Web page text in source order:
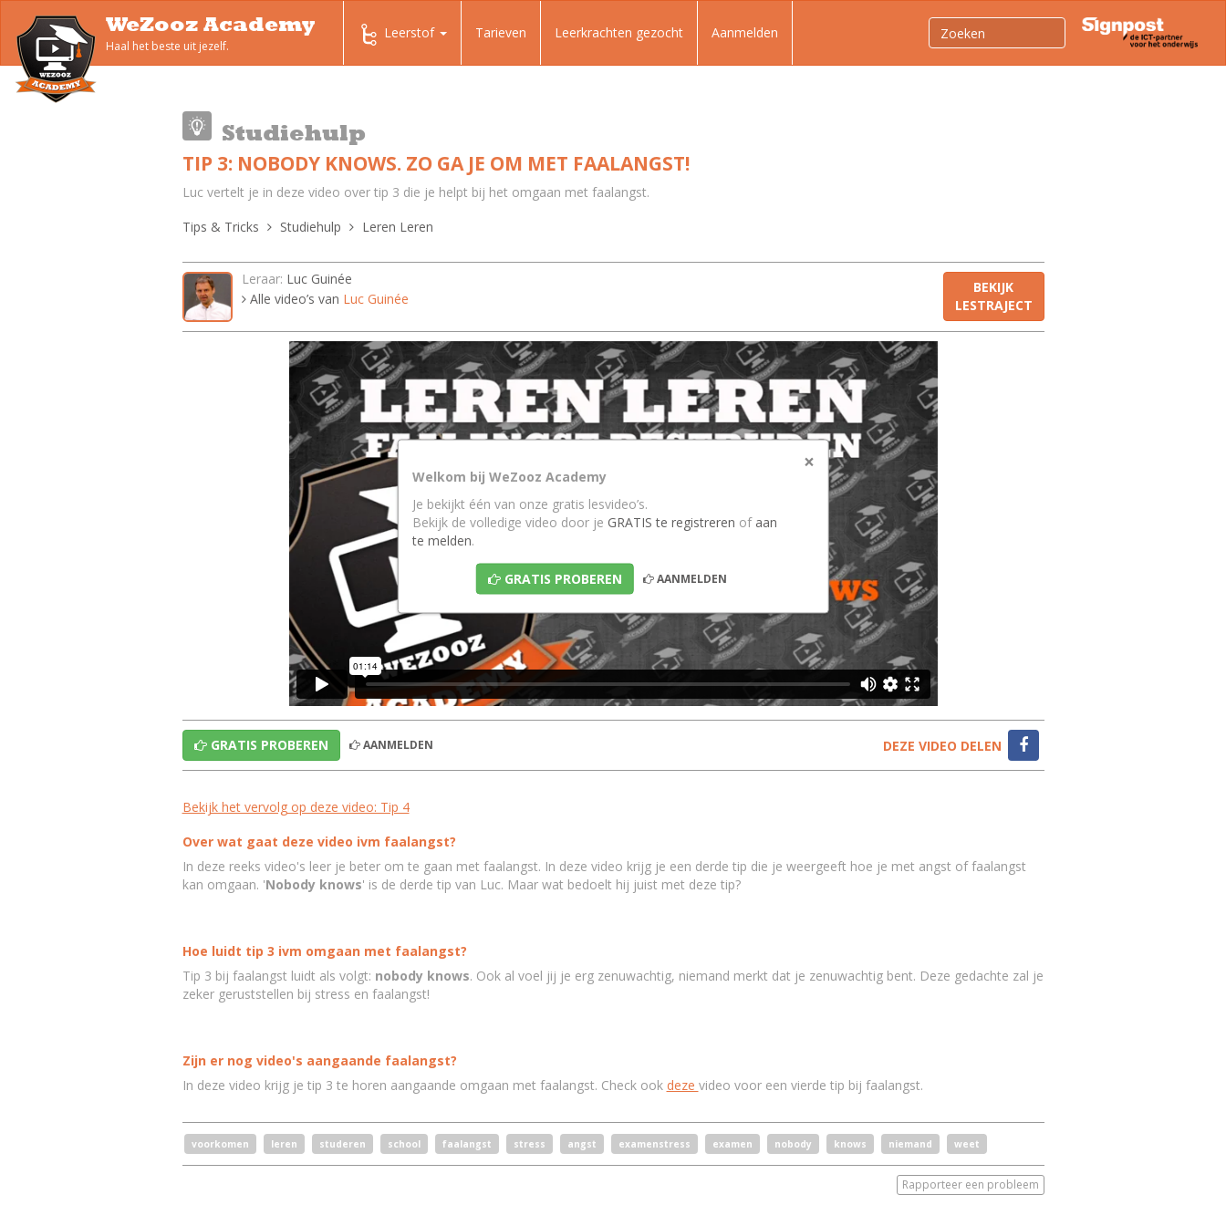
WeZooz Academy
Haal het beste uit jezelf.
Leerstof Tarieven Leerkrachten gezocht Aanmelden
Studiehulp
TIP 3: NOBODY KNOWS. ZO GA JE OM MET FAALANGST!
Luc vertelt je in deze video over tip 3 die je helpt bij het omgaan met faalangst.
Tips & Tricks
Studiehulp Leren Leren
Leraar: Luc Guinée
Alle video’s van Luc Guinée
BEKIJK
LESTRAJECT
×
Welkom bij WeZooz Academy
Je bekijkt één van onze gratis lesvideo’s.
Bekijk de volledige video door je GRATIS te registreren of aan
te melden.
GRATIS PROBEREN AANMELDEN
GRATIS PROBEREN AANMELDEN DEZE VIDEO DELEN
Bekijk het vervolg op deze video: Tip 4
Over wat gaat deze video ivm faalangst?
In deze reeks video's leer je beter om te gaan met faalangst. In deze video krijg je een derde tip die je weergeeft hoe je met angst of faalangst
kan omgaan. 'Nobody knows' is de derde tip van Luc. Maar wat bedoelt hij juist met deze tip?
Hoe luidt tip 3 ivm omgaan met faalangst?
Tip 3 bij faalangst luidt als volgt: nobody knows. Ook al voel jij je erg zenuwachtig, niemand merkt dat je zenuwachtig bent. Deze gedachte zal je
zeker geruststellen bij stress en faalangst!
Zijn er nog video's aangaande faalangst?
In deze video krijg je tip 3 te horen aangaande omgaan met faalangst. Check ook deze video voor een vierde tip bij faalangst.
voorkomen leren studeren school faalangst stress angst examenstress examen nobody knows niemand weet
Rapporteer een probleem